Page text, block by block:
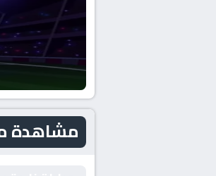
مشاهدة